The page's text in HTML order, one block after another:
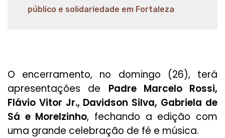
público e solidariedade em Fortaleza
O encerramento, no domingo (26), terá
apresentações de Padre Marcelo Rossi,
Flávio Vitor Jr., Davidson Silva, Gabriela de
Sá e Morelzinho, fechando a edição com
uma grande celebração de fé e música.